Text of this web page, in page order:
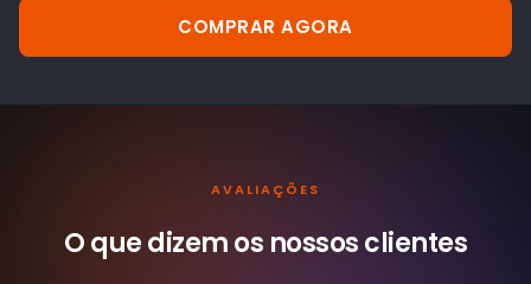
COMPRAR AGORA
AVALIAÇÕES
O que dizem os nossosclientes